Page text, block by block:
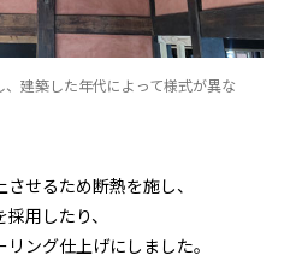
建築した年代によって様式が異な
せるため断熱を施し、
用したり、
ング仕上げにしました。